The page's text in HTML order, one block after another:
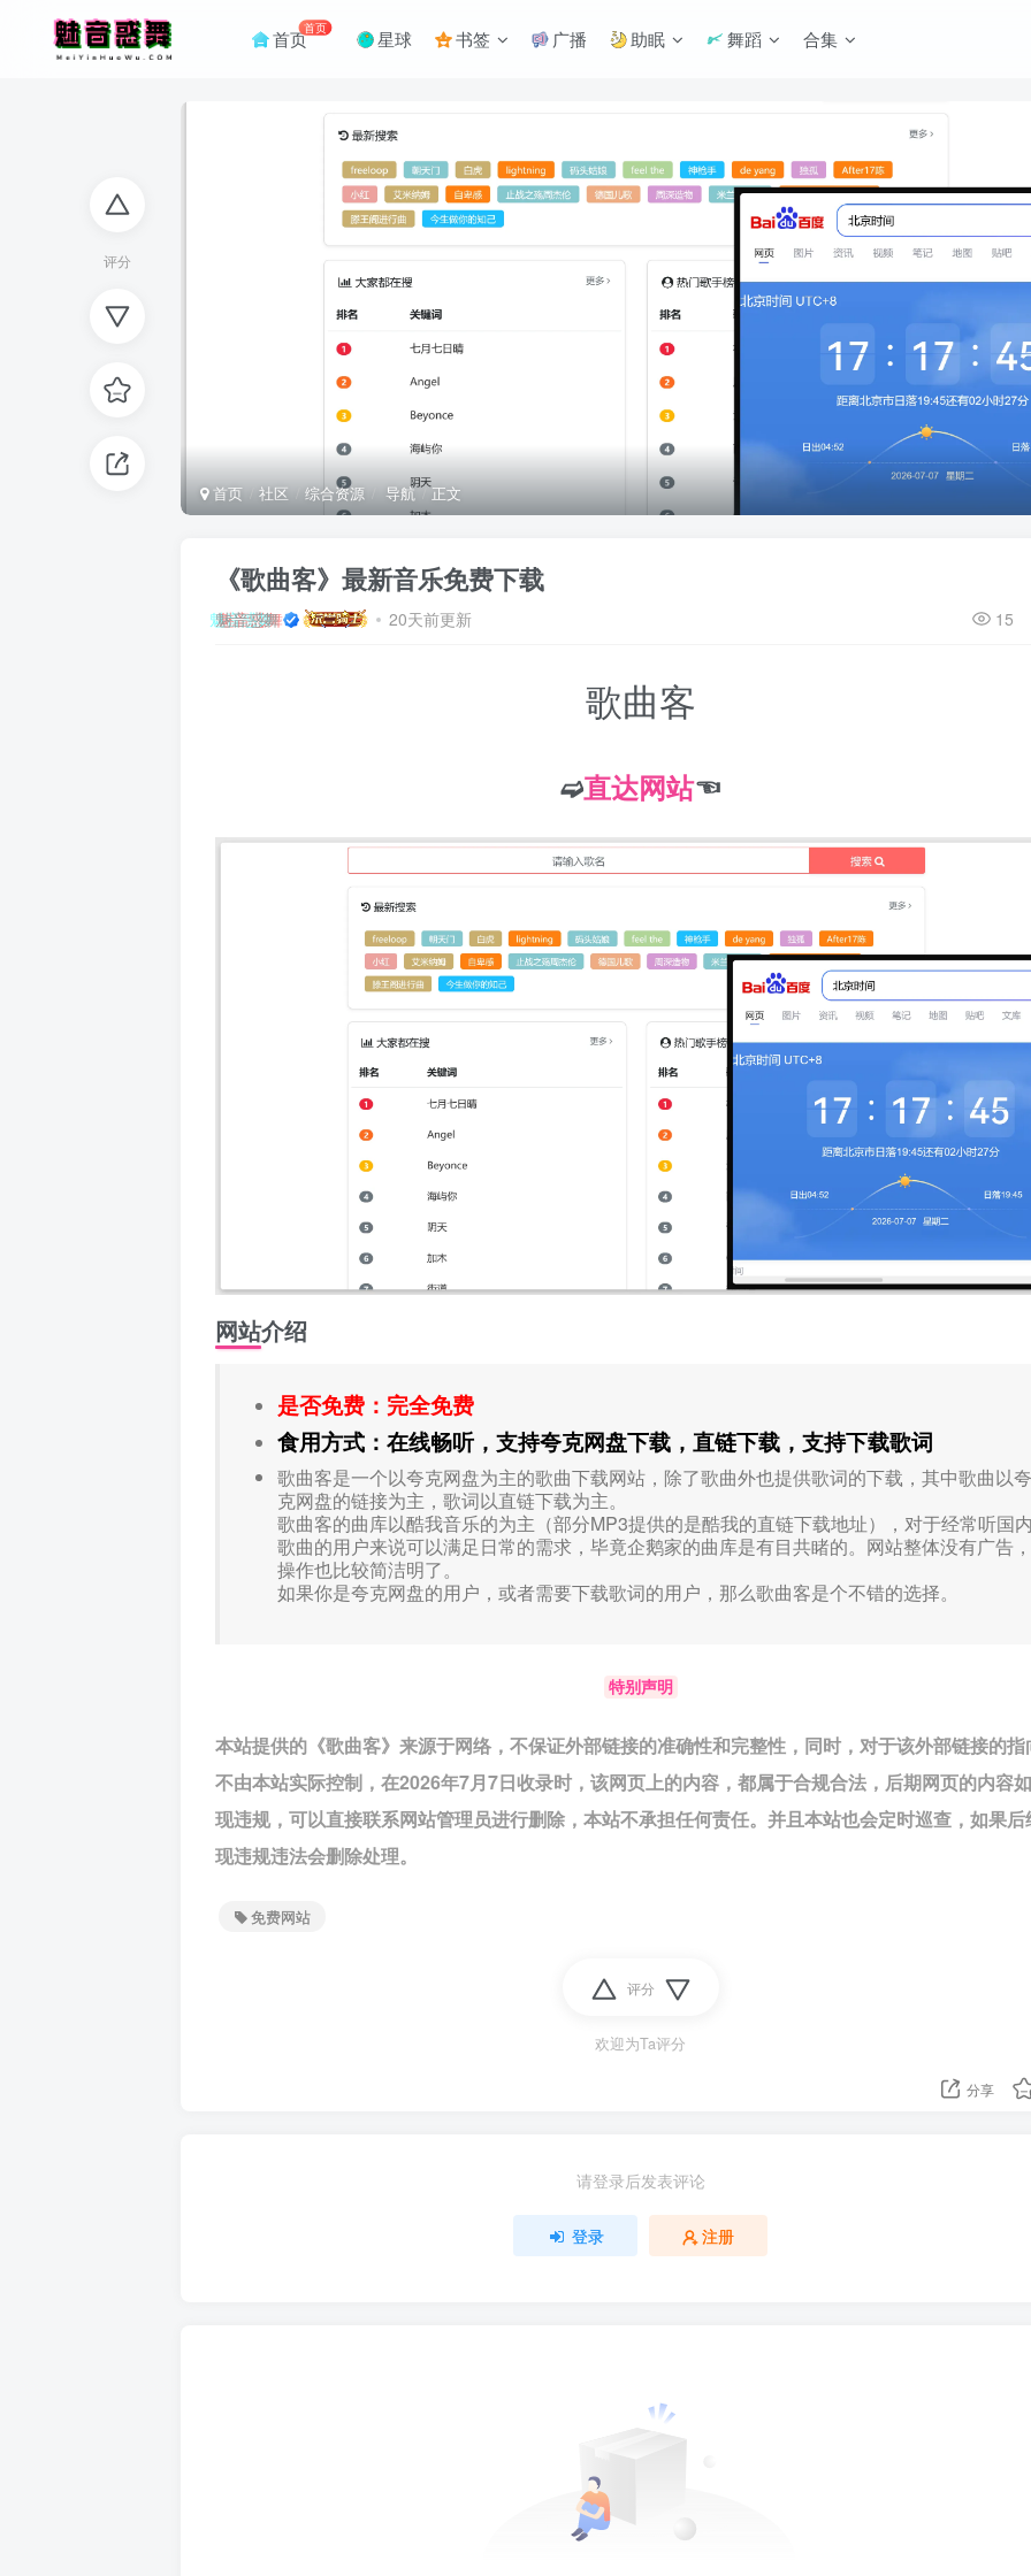
首页首页 星球 书签 广播 助眠 舞蹈 合集
评分
首页 社区 综合资源 导航 正文
《歌曲客》最新音乐免费下载
魅音惑舞 20天前更新 15
歌曲客
➫直达网站☜
网站介绍
是否免费：完全免费
食用方式：在线畅听，支持夸克网盘下载，直链下载，支持下载歌词
歌曲客是一个以夸克网盘为主的歌曲下载网站，除了歌曲外也提供歌词的下载，其中歌曲以夸
克网盘的链接为主，歌词以直链下载为主。
歌曲客的曲库以酷我音乐的为主（部分MP3提供的是酷我的直链下载地址），对于经常听国
歌曲的用户来说可以满足日常的需求，毕竟企鹅家的曲库是有目共睹的。网站整体没有广告，
操作也比较简洁明了。
如果你是夸克网盘的用户，或者需要下载歌词的用户，那么歌曲客是个不错的选择。
特别声明
本站提供的《歌曲客》来源于网络，不保证外部链接的准确性和完整性，同时，对于该外部链接的指
不由本站实际控制，在2026年7月7日收录时，该网页上的内容，都属于合规合法，后期网页的内容
现违规，可以直接联系网站管理员进行删除，本站不承担任何责任。并且本站也会定时巡查，如果后
现违规违法会删除处理。
免费网站
评分
欢迎为Ta评分
分享
请登录后发表评论
登录 注册